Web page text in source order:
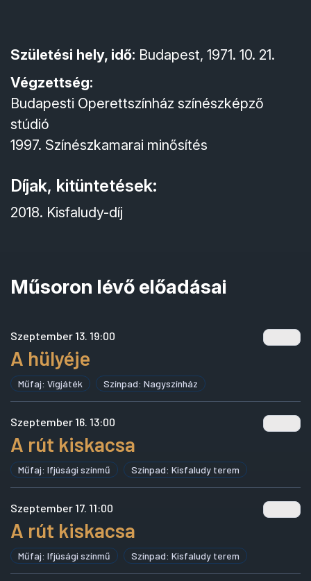
Születési hely, idő: Budapest, 1971. 10. 21.
Végzettség:
Budapesti Operettszínház színészképző
stúdió
1997. Színészkamarai minősítés
Díjak, kitüntetések:
2018. Kisfaludy-díj
Műsoron lévő előadásai
Szeptember 13. 19:00
A hülyéje
Műfaj: Vígjáték Színpad: Nagyszínház
Szeptember 16. 13:00
A rút kiskacsa
Műfaj: Ifjúsági színmű Színpad: Kisfaludy terem
Szeptember 17. 11:00
A rút kiskacsa
Műfaj: Ifjúsági színmű Színpad: Kisfaludy terem